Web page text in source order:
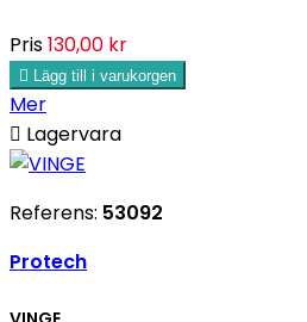
Pris130,00 kr
 Lägg till i varukorgen
Mer
 Lagervara
Referens: 53092
Protech